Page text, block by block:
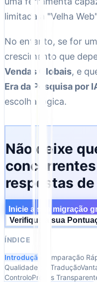
limitada à "Velha
No entanto, se for
crescimento que
Vendas Globais, e
Era da Pesquisa por
escolha lógica.
Não deixe
respostas de
Inicie a sua migração
Verifique a sua
ÍNDICE
Introdução Comparação
Qualidade da Tradução
ControloPreços